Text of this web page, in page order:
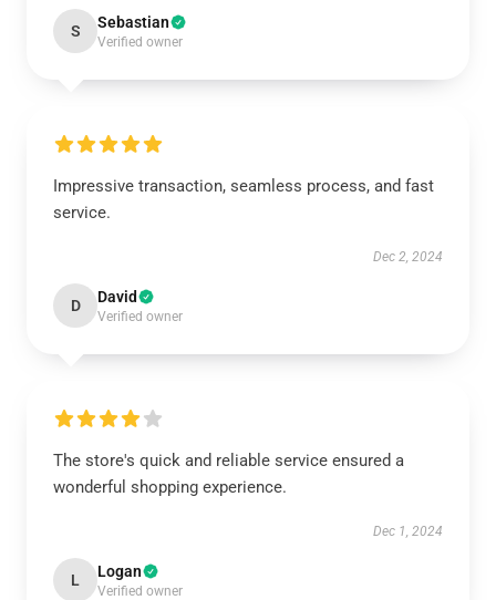
S Sebastian
Verified owner
Impressive transaction, seamless process, and fast
service.
Dec 2, 2024
D David
Verified owner
The store's quick and reliable service ensured a
wonderful shopping experience.
Dec 1, 2024
L Logan
Verified owner